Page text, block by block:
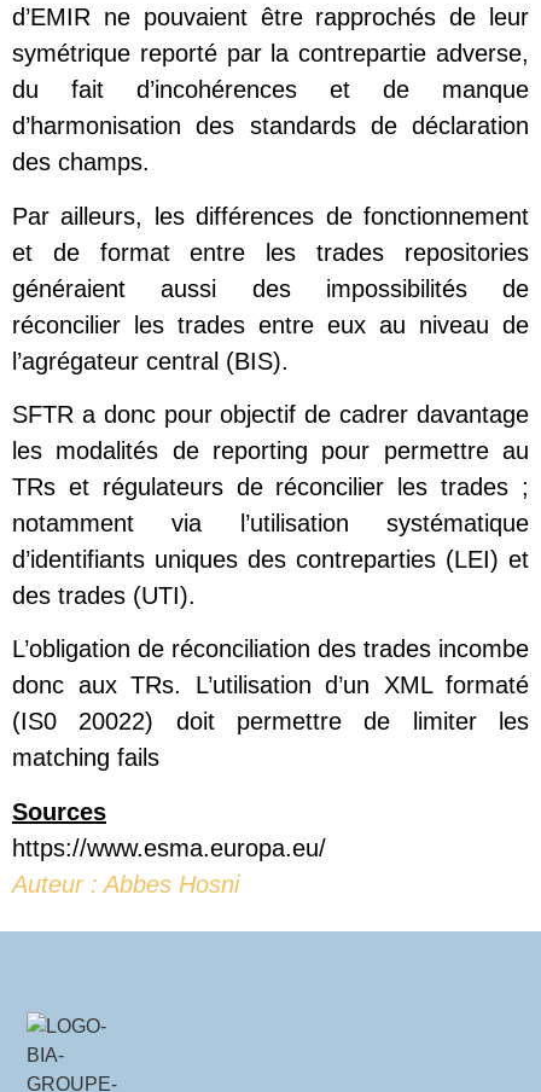
d’EMIR ne pouvaient être rapprochés de leur
symétrique reporté par la contrepartie adverse,
du fait d’incohérences et de manque
d’harmonisation des standards de déclaration
des champs.
Par ailleurs, les différences de fonctionnement
et de format entre les trades repositories
généraient aussi des impossibilités de
réconcilier les trades entre eux au niveau de
l’agrégateur central (BIS).
SFTR a donc pour objectif de cadrer davantage
les modalités de reporting pour permettre au
TRs et régulateurs de réconcilier les trades ;
notamment via l’utilisation systématique
d’identifiants uniques des contreparties (LEI) et
des trades (UTI).
L’obligation de réconciliation des trades incombe
donc aux TRs. L’utilisation d’un XML formaté
(IS0 20022) doit permettre de limiter les
matching fails
Sources
https://www.esma.europa.eu/
Auteur : Abbes Hosni